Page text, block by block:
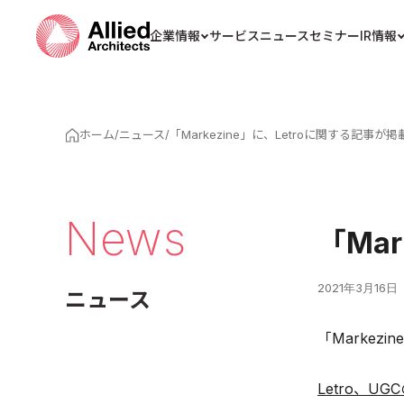
企業情報 サービスニュースセミナーIR情報
ホーム/ニュース/ 「Markezine」に、Letroに関する記事が掲
News
ニュース
「
2021年3月16日
「
Letro、UGC